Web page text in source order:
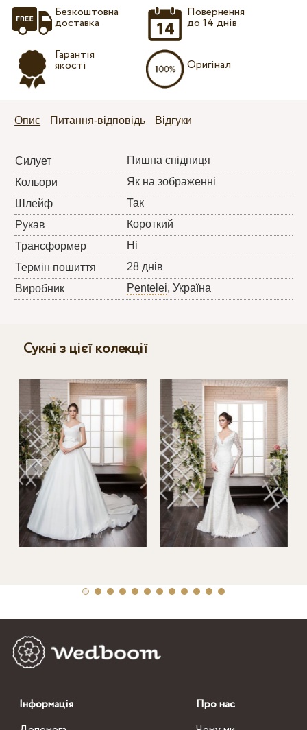
Безкоштовна
доставка
Гарантія
якості
Повернення
до 14 днів
Оригінал
Опис Питання-відповідь Відгуки
Силует
Пишна спідниця
Кольори
Як на зображенні
Шлейф
Так
Рукав
Короткий
Трансформер
Ні
Термін пошиття
28 днів
Виробник
Pentelei, Україна
Сукні з цієї колекції
Інформація
Про нас